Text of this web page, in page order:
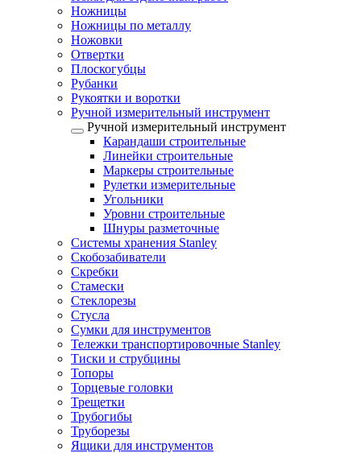
Ножницы
Ножницы по металлу
Ножовки
Отвертки
Плоскогубцы
Рубанки
Рукоятки и воротки
Ручной измерительный инструмент
Ручной измерительный инструмент
Карандаши строительные
Линейки строительные
Маркеры строительные
Рулетки измерительные
Угольники
Уровни строительные
Шнуры разметочные
Системы хранения Stanley
Скобозабиватели
Скребки
Стамески
Стеклорезы
Стусла
Сумки для инструментов
Тележки транспортировочные Stanley
Тиски и струбцины
Топоры
Торцевые головки
Трещетки
Трубогибы
Труборезы
Ящики для инструментов